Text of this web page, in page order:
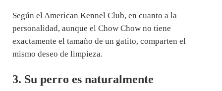
Según el American Kennel Club, en cuanto a la
personalidad, aunque el Chow Chow no tiene
exactamente el tamaño de un gatito, comparten el
mismo deseo de limpieza.
3. Su perro es naturalmente